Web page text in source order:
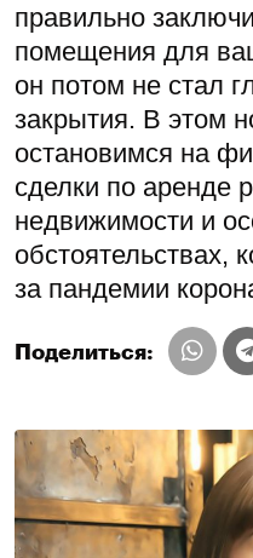
правильно
помещения для
он потом не стал
закрытия. В этом
остановимся на
сделки по аренде
недвижимости и
обстоятельствах,
за пандемии
Поделиться: